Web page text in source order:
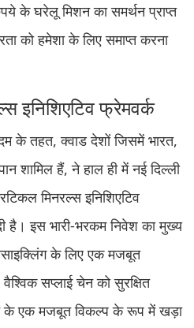
के घरेलू मिशन का समर्थन प्राप्त
को हमेशा के लिए समाप्त करना
इनिशिएटिव फ्रेमवर्क
के तहत, क्वाड देशों जिसमें भारत,
शामिल हैं, ने हाल ही में नई दिल्ली
मिनरल्स इनिशिएटिव
है। इस भारी-भरकम निवेश का मुख्य
के लिए एक मजबूत
सप्लाई चेन को सुरक्षित
के एक मजबूत विकल्प के रूप में खड़ा